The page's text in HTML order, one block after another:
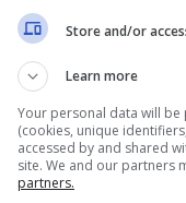
Store and/or
Learn more
Your personal data will
(cookies, unique
accessed by and shared
site. We and our partners
partners.